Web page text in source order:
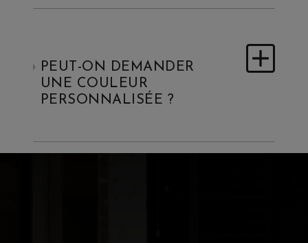
PEUT-ON DEMANDER
UNE COULEUR
PERSONNALISÉE ?